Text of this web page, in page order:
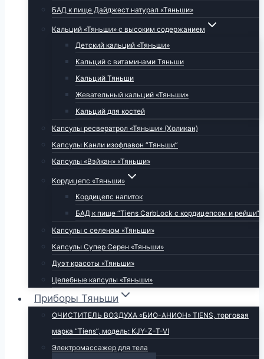
БАД к пище Дайджест натурал «Тяньши»
Кальций «Тяньши» с высоким содержанием
Детский кальций «Тяньши»
Кальций с витаминами Тяньши
Кальций Тяньши
Жевательный кальций «Тяньши»
Кальций для костей
Капсулы ресвератрол «Тяньши» (Холикан)
Капсулы Канли изофлавон “Тяньши”
Капсулы «Вэйкан» «Тяньши»
Кордицепс «Тяньши»
Кордицепс напиток
БАД к пище “Tiens CarbLock c кордицепсом и рейши“
Капсулы с селеном «Тяньши»
Капсулы Супер Серен «Тяньши»
Дуэт красоты «Тяньши»
Целебные капсулы «Тяньши»
Приборы Тяньши
ОЧИСТИТЕЛЬ ВОЗДУХА «БИО-АНИОН» TIENS, торговая
марка “Tiens”, модель: KJY-Z-T-VI
Электромассажер для тела